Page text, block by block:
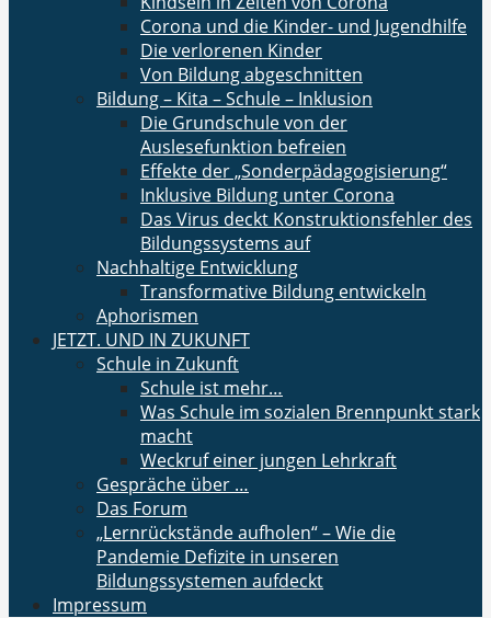
Corona und die Kinder- und Jugendhilfe
Die verlorenen Kinder
Von Bildung abgeschnitten
Bildung – Kita – Schule – Inklusion
Die Grundschule von der
Auslesefunktion befreien
Effekte der „Sonderpädagogisierung“
Inklusive Bildung unter Corona
Das Virus deckt Konstruktionsfehler des
Bildungssystems auf
Nachhaltige Entwicklung
Transformative Bildung entwickeln
Aphorismen
JETZT. UND IN ZUKUNFT
Schule in Zukunft
Schule ist mehr…
Was Schule im sozialen Brennpunkt stark
macht
Weckruf einer jungen Lehrkraft
Gespräche über …
Das Forum
„Lernrückstände aufholen“ – Wie die
Pandemie Defizite in unseren
Bildungssystemen aufdeckt
Impressum